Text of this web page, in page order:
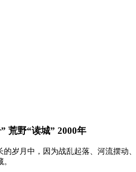
荒野“读城” 2000年
的岁月中，因为战乱起落、河流摆动